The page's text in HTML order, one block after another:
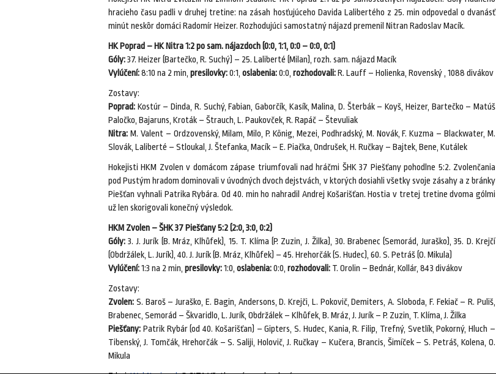
hracieho času padli v druhej tretine: na zásah hosťujúceho Davida Lalibertého z 25. min odpovedal o dvanásť
minút neskôr domáci Radomír Heizer. Rozhodujúci samostatný nájazd premenil Nitran Radoslav Macík.
HK Poprad – HK Nitra 1:2 po sam. nájazdoch (0:0, 1:1, 0:0 – 0:0, 0:1)
Góly:37. Heizer (Bartečko, R. Suchý) – 25. Laliberté (Milan), rozh. sam. nájazd Macík
Vylúčení:8:10 na 2 min, presilovky:0:1, oslabenia:0:0, rozhodovali:R. Lauff – Holienka, Rovenský , 1088 divákov
Zostavy:
Poprad: Kostúr – Dinda, R. Suchý, Fabian, Gaborčík, Kasík, Malina, D. Šterbák – Koyš, Heizer, Bartečko – Matúš
Paločko, Bajaruns, Kroták – Štrauch, L. Paukovček, R. Rapáč – Števuliak
Nitra: M. Valent – Ordzovenský, Milam, Milo, P. König, Mezei, Podhradský, M. Novák, F. Kuzma – Blackwater, M.
Slovák, Laliberté – Stloukal, J. Štefanka, Macík – E. Piačka, Ondrušek, H. Ručkay – Bajtek, Bene, Kutálek
Hokejisti HKM Zvolen v domácom zápase triumfovali nad hráčmi ŠHK 37 Piešťany pohodlne 5:2. Zvolenčania
pod Pustým hradom dominovali v úvodných dvoch dejstvách, v ktorých dosiahli všetky svoje zásahy a z bránky
Piešťan vyhnali Patrika Rybára. Od 40. min ho nahradil Andrej Košarišťan. Hostia v tretej tretine dvoma gólmi
už len skorigovali konečný výsledok.
HKM Zvolen – ŠHK 37 Piešťany 5:2 (2:0, 3:0, 0:2)
Góly: 3. J. Jurík (B. Mráz, Klhůfek), 15. T. Klíma (P. Zuzin, J. Žilka), 30. Brabenec (Semorád, Juraško), 35. D. Krejčí
(Obdržálek, L. Jurík), 40. J. Jurík (B. Mráz, Klhůfek) – 45. Hrehorčák (S. Hudec), 60. S. Petráš (O. Mikula)
Vylúčení:1:3 na 2 min, presilovky:1:0, oslabenia:0:0, rozhodovali: T. Orolin – Bednár, Kollár, 843 divákov
Zostavy:
Zvolen: S. Baroš – Juraško, E. Bagin, Andersons, D. Krejči, L. Pokovič, Demiters, A. Sloboda, F. Fekiač – R. Puliš,
Brabenec, Semorád – Škvaridlo, L. Jurík, Obdržálek – Klhůfek, B. Mráz, J. Jurík – P. Zuzin, T. Klíma, J. Žilka
Piešťany: Patrik Rybár (od 40. Košarišťan) – Gipters, S. Hudec, Kania, R. Filip, Trefný, Svetlík, Pokorný, Hluch –
Tibenský, J. Tomčák, Hrehorčák – S. Saliji, Holovič, J. Ručkay – Kučera, Brancis, Šimíček – S. Petráš, Kolena, O.
Mikula